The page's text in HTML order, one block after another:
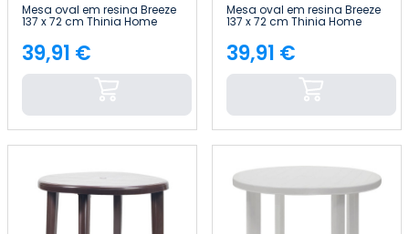
Mesa oval em resina Breeze
137 x 72 cm Thinia Home
Preço
39,91 €
Mesa oval em resina Breeze
137 x 72 cm Thinia Home
Preço
39,91 €